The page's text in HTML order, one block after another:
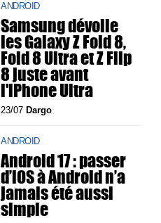
ANDROID
Samsung dévoile
les Galaxy Z Fold 8,
Fold 8 Ultra et Z Flip
8 juste avant
l'iPhone Ultra
23/07 Dargo
ANDROID
Android 17 : passer
d’iOS à Android n’a
jamais été aussi
simple